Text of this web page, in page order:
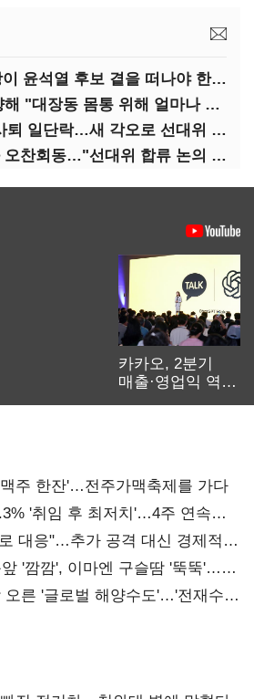
"권성동 사무총장이 윤석열 후보 곁을 떠나야 한다"
김종인, 이재명 향해 "대장동 몸통 위해 얼마나 죽어야 하나"
김종인 "이준석 사퇴 일단락…새 각오로 선대위 꾸리겠다"
김종인, 이준석과 오찬회동…"선대위 합류 논의 없었다"(종합)
카카오, 2분기
매출·영업익 역대
주 한잔'…전주가맥축제를 가다
'취임 후 최저치'…4주 연속
대응"…추가 공격 대신 경제적
'깜깜', 이마엔 구슬땀 '뚝뚝'…
울른 '글로벌 해양수도'…'전재수